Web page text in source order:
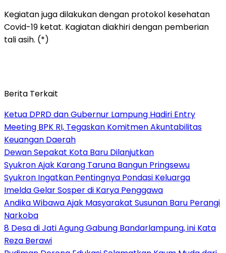
Kegiatan juga dilakukan dengan protokol kesehatan
Covid-19 ketat. Kagiatan diakhiri dengan pemberian
tali asih. (*)
Berita Terkait
Ketua DPRD dan Gubernur Lampung Hadiri Entry
Meeting BPK RI, Tegaskan Komitmen Akuntabilitas
Keuangan Daerah
Dewan Sepakat Kota Baru Dilanjutkan
Syukron Ajak Karang Taruna Bangun Pringsewu
Syukron Ingatkan Pentingnya Pondasi Keluarga
Imelda Gelar Sosper di Karya Penggawa
Andika Wibawa Ajak Masyarakat Susunan Baru Perangi
Narkoba
8 Desa di Jati Agung Gabung Bandarlampung, ini Kata
Reza Berawi